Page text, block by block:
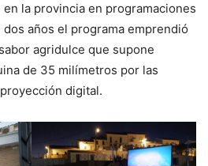
la provincia en programaciones
años el programa emprendió
agridulce que supone
de 35 milímetros por las
digital.